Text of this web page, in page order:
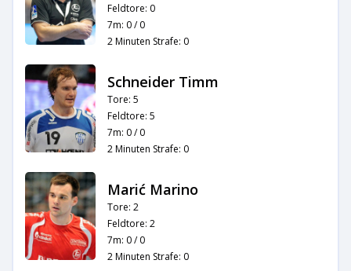
Feldtore: 0
7m: 0 / 0
2 Minuten Strafe: 0
Schneider Timm
Tore: 5
Feldtore: 5
7m: 0 / 0
2 Minuten Strafe: 0
Marić Marino
Tore: 2
Feldtore: 2
7m: 0 / 0
2 Minuten Strafe: 0